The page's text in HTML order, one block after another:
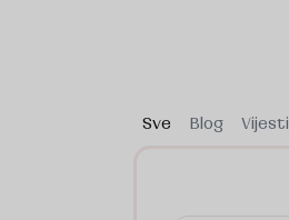
Blog Vijesti
Sve